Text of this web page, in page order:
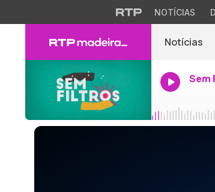
NOTÍCIAS
Notícias
Sem